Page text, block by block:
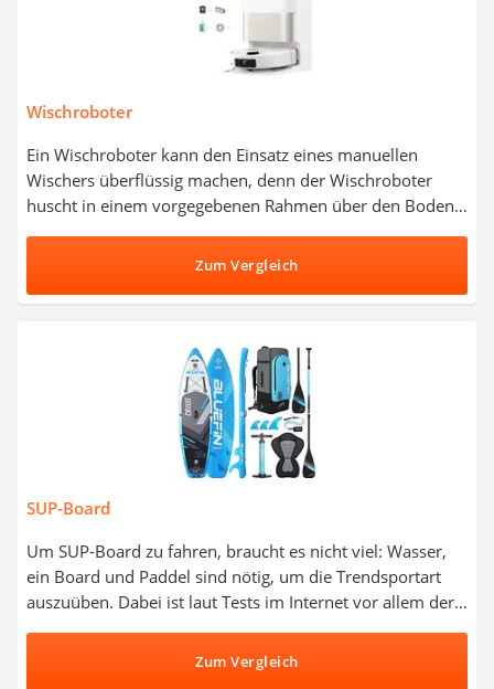
Wischroboter
Ein Wischroboter kann den Einsatz eines manuellen
Wischers überflüssig machen, denn der Wischroboter
huscht in einem vorgegebenen Rahmen über den Boden
jetzt einen Wischroboter aus unserer Vergleichstabelle,
der laut diversen Tests im Internet zuverlässig
Hindernisse umfährt. So können Sie entspannt die Füße
Zum Vergleich
SUP-Board
Um SUP-Board zu fahren, braucht es nicht viel: Wasser,
ein Board und Paddel sind nötig, um die Trendsportart
auszuüben. Dabei ist laut Tests im Internet vor allem der
kann mit einem SUP-Board auch längere Touren über
Zum Vergleich